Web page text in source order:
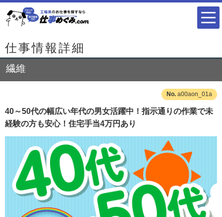
仕事情報詳細
繊維
a00aon_01a
40～50代の幅広い年代の男女活躍中！指示通りの作業で未
経験の方も安心！住宅手当4万円あり